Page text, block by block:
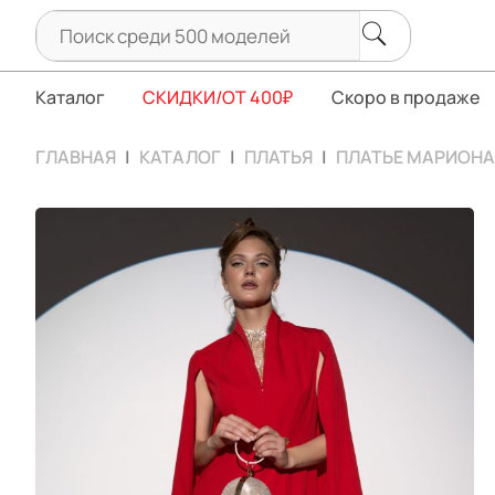
Каталог СКИДКИ/ОТ 400₽ Скоро в продаже
ГЛАВНАЯ КАТАЛОГ ПЛАТЬЯ ПЛАТЬЕ